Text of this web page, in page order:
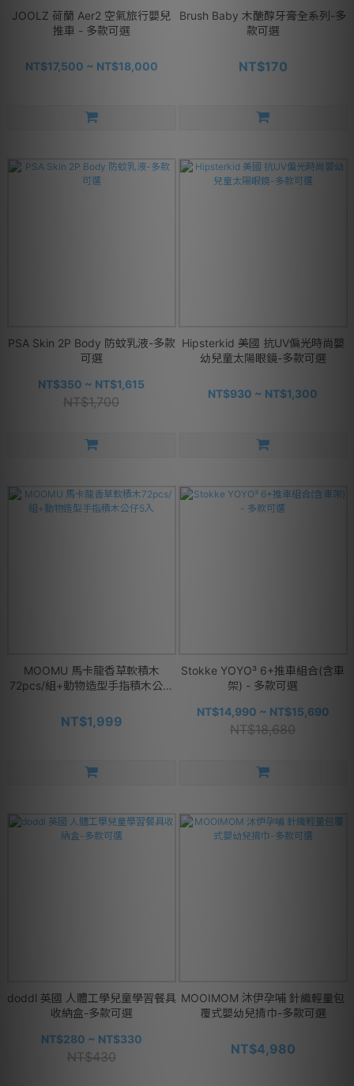
JOOLZ 荷蘭 Aer2 空氣旅行嬰兒
推車 - 多款可選
NT$17,500 ~ NT$18,000
Brush Baby 木醣醇牙膏全系列-多
款可選
NT$170
PSA Skin 2P Body 防蚊乳液-多款
可選
NT$350 ~ NT$1,615
NT$1,700
Hipsterkid 美國 抗UV偏光時尚嬰
幼兒童太陽眼鏡-多款可選
NT$930 ~ NT$1,300
MOOMU 馬卡龍香草軟積木
72pcs/組+動物造型手指積木公仔
NT$1,999
Stokke YOYO³ 6+推車組合(含車
架) - 多款可選
NT$14,990 ~ NT$15,690
NT$18,680
doddl 英國 人體工學兒童學習餐具
收納盒-多款可選
NT$280 ~ NT$330
NT$430
MOOIMOM 沐伊孕哺 針織輕量包
覆式嬰幼兒揹巾-多款可選
NT$4,980